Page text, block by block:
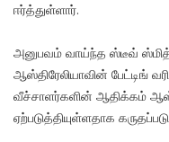
ஈர்த்துள்ளார்.
அனுபவம் வாய்ந்த ஸ்டீவ்
ஆஸ்திரேலியாவின் பேட்டிங்
வீச்சாளர்களின் ஆதிக்கம்
ஏற்படுத்தியுள்ளதாக